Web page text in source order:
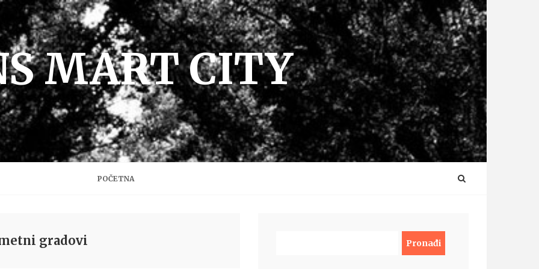
MART CITY
POČETNA
gradovi